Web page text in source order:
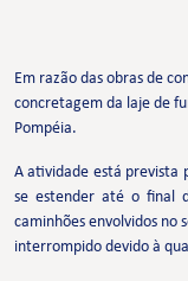
Em razão das obras de
concretagem da laje de
Pompéia.
A atividade está prevista
se estender até o final
caminhões envolvidos no
interrompido devido à